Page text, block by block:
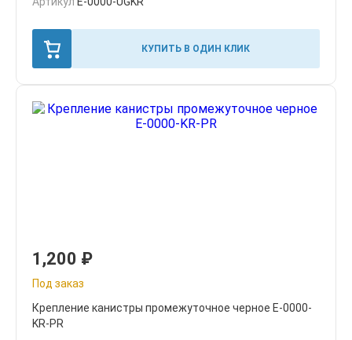
КУПИТЬ В ОДИН КЛИК
1,200 ₽
Под заказ
Крепление канистры промежуточное черное E-0000-
KR-PR